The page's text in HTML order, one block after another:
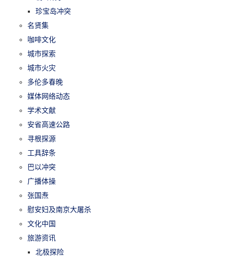
珍宝岛冲突
名贤集
咖啡文化
城市探索
城市火灾
多伦多春晚
媒体网络动态
学术文献
安省高速公路
寻根探源
工具辞条
巴以冲突
广播体操
张国焘
慰安妇及南京大屠杀
文化中国
旅游资讯
北极探险